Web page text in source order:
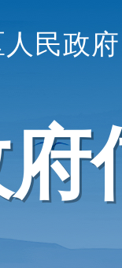
民政府